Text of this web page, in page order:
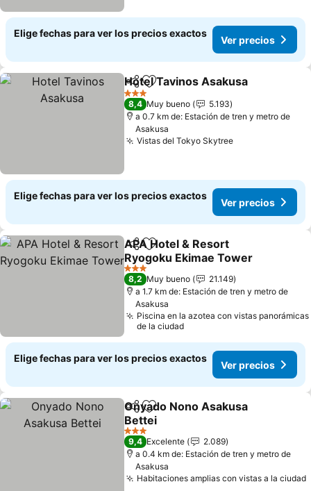
Elige fechas para ver los precios exactos
Ver precios
CompartirAgregar a favoritos
Hotel Tavinos Asakusa
3 Estrellas
8,4 Muy bueno
5.193
a 0.7 km de: Estación de tren y metro de
Asakusa
Vistas del Tokyo Skytree
Elige fechas para ver los precios exactos
Ver precios
CompartirAgregar a favoritos
APA Hotel & Resort
Ryogoku Ekimae Tower
3 Estrellas
8,2 Muy bueno
21.149
a 1.7 km de: Estación de tren y metro de
Asakusa
Piscina en la azotea con vistas panorámicas
de la ciudad
Elige fechas para ver los precios exactos
Ver precios
CompartirAgregar a favoritos
Onyado Nono Asakusa
Bettei
3 Estrellas
9,4 Excelente
2.089
a 0.4 km de: Estación de tren y metro de
Asakusa
Habitaciones amplias con vistas a la ciudad